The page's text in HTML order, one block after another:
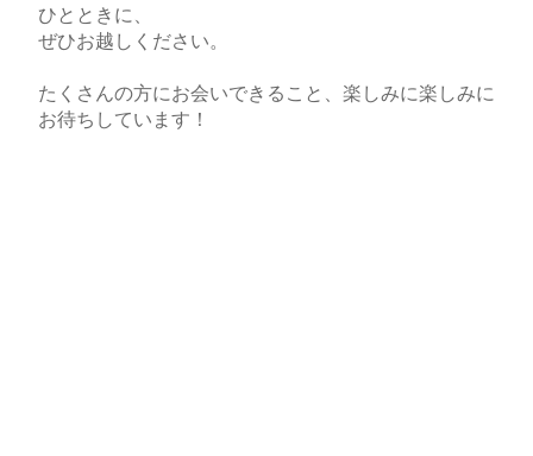
ひとときに、
ぜひお越しください。
たくさんの方にお会いできること、楽しみに楽しみに
お待ちしています！